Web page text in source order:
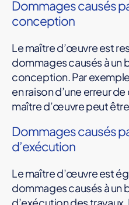
Dommages causés
conception
Le maître d’œuvre est
dommages causés à un
conception. Par
en raison d’une erreur
maître d’œuvre peut
Dommages causés
d’exécution
Le maître d’œuvre est
dommages causés à un
d’exécution des